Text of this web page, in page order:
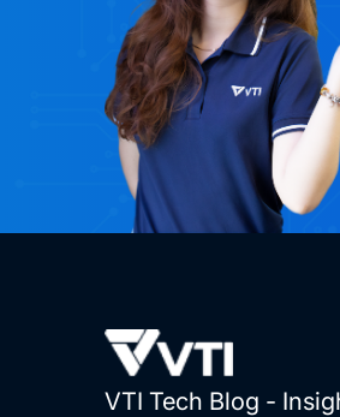
VTI Tech Blog -